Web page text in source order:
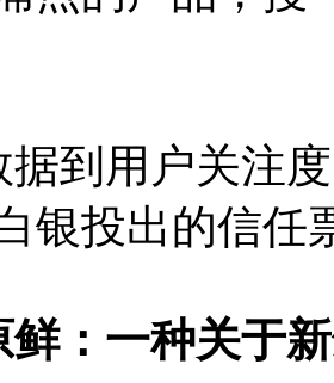
据到用户关注
银投出的信任
鲜：一种关于